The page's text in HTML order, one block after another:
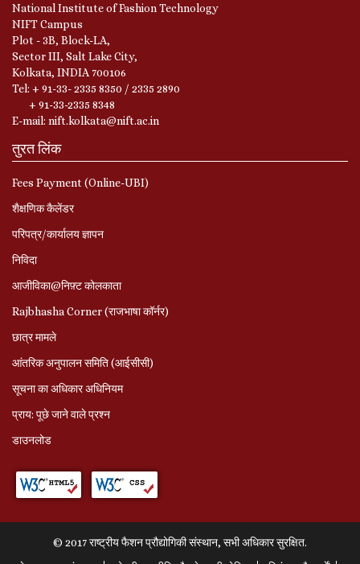
National Institute of Fashion Technology
NIFT Campus
Plot - 3B, Block-LA,
Sector III, Salt Lake City,
Kolkata, INDIA 700106
Tel: + 91-33- 2335 8350 / 2335 2890
+ 91-33-2335 8348
E-mail: nift.kolkata@nift.ac.in
तुरत लिंक
Fees Payment (Online-UBI)
शैक्षणिक कैलेंडर
परिपत्र/कार्यालय ज्ञापन
निविदा
आजीविका@निफ़्ट कोलकाता
Rajbhasha Corner (राजभाषा कॉर्नर)
छात्र मामले
आंतरिक अनुपालन समिति (आईसीसी)
सूचना का अधिकार अधिनियम
प्राय: पूछे जाने वाले प्रश्‍न
डाउनलोड
© 2017 राष्ट्रीय फैशन प्रौद्योगिकी संस्थान, सभी अधिकार सुरक्षित.